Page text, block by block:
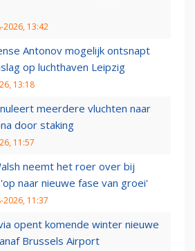
2026, 13:42
Antonov mogelijk ontsnapt
op luchthaven Leipzig
13:18
meerdere vluchten naar
door staking
11:57
neemt het roer over bij
naar nieuwe fase van groei'
2026, 11:37
opent komende winter nieuwe
Brussels Airport